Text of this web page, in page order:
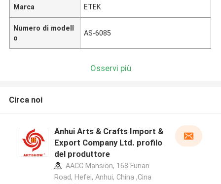
Marca ETEK
Numero di modell
o
AS-6085
Osservi più
Circa noi
Anhui Arts & Crafts Import &
Export Company Ltd. profilo
del produttore
AACC Mansion, 168 Funan
Road, Hefei, Anhui, China ,Cina